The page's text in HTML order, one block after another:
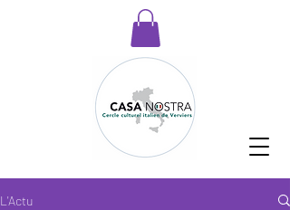
L'Actu